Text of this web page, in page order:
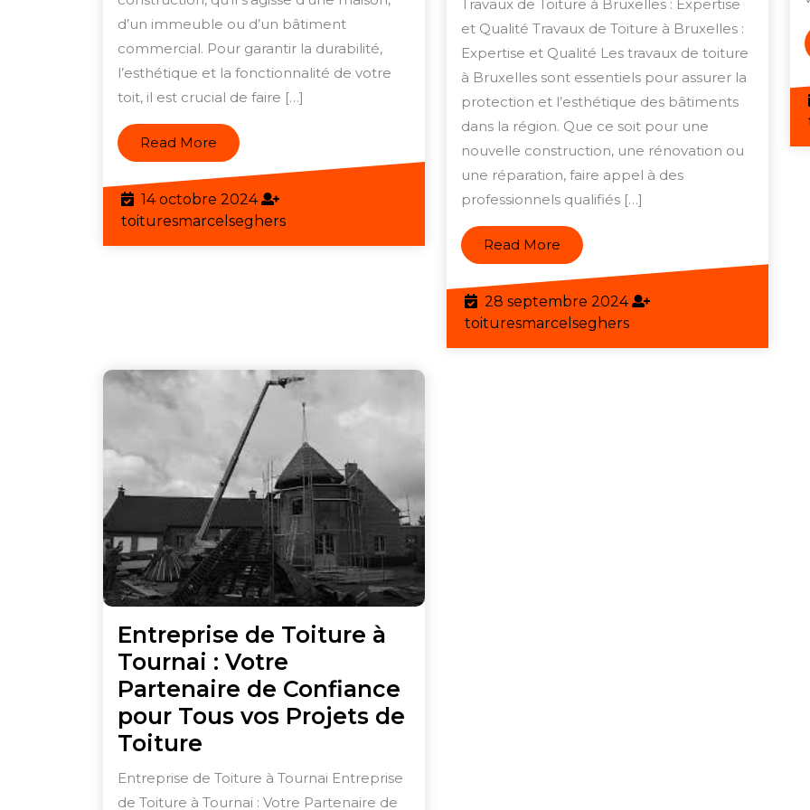
Partenaire
de
Confiance
un
Qualité
d’un immeuble ou d’un bâtiment
commercial. Pour garantir la durabilité,
l’esthétique et la fonctionnalité de votre
toit, il est crucial de faire […]
Read More Read
More
14 octobre 202414
octobre
2024
toituresmarcelsegherstoituresmarcelseghers
Travaux
de
Toiture
à
Bruxelles
:
Qualité
et
au
Rendez-
vous
Travaux de Toiture à Bruxelles : Expertise
et Qualité Travaux de Toiture à Bruxelles :
Expertise et Qualité Les travaux de toiture
à Bruxelles sont essentiels pour assurer la
protection et l’esthétique des bâtiments
dans la région. Que ce soit pour une
nouvelle construction, une rénovation ou
une réparation, faire appel à des
professionnels qualifiés […]
Read More Read
More
28 septembre 202428
septembre
2024
toituresmarcelsegherstoituresmarcelseghers
Entreprise de Toiture à
Tournai : Votre
Partenaire de Confiance
pour Tous vos Projets de
Toiture
de
Toiture
Entreprise de Toiture à Tournai Entreprise
de Toiture à Tournai : Votre Partenaire de